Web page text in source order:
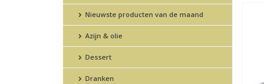
Nieuwste producten van de maand
Azijn & olie
Dessert
Dranken